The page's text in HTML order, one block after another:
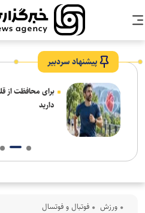
پیشنهاد سردبیر
برای محافظت از
دارید
ورزش فوتبال و فوتسال